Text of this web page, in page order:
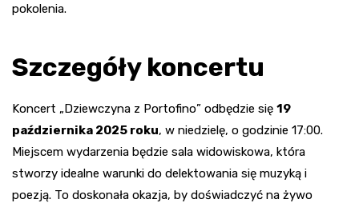
pokolenia.
Szczegóły koncertu
Koncert „Dziewczyna z Portofino” odbędzie się 19
października 2025 roku, w niedzielę, o godzinie 17:00.
Miejscem wydarzenia będzie sala widowiskowa, która
stworzy idealne warunki do delektowania się muzyką i
poezją. To doskonała okazja, by doświadczyć na żywo